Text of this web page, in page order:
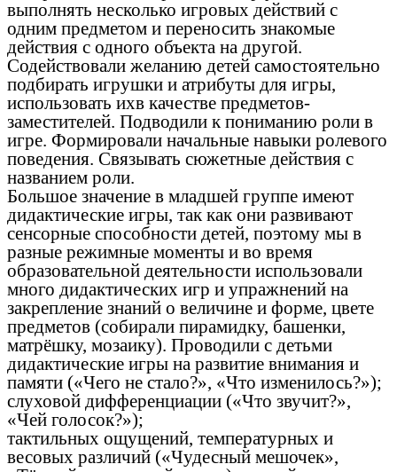
выполнять несколько игровых действий с
одним предметом и переносить знакомые
действия с одного объекта на другой.
Содействовали желанию детей самостоятельно
подбирать игрушки и атрибуты для игры,
использовать ихв качестве предметов-
заместителей. Подводили к пониманию роли в
игре. Формировали начальные навыки ролевого
поведения. Связывать сюжетные действия с
названием роли.
Большое значение в младшей группе имеют
дидактические игры, так как они развивают
сенсорные способности детей, поэтому мы в
разные режимные моменты и во время
образовательной деятельности использовали
много дидактических игр и упражнений на
закрепление знаний о величине и форме, цвете
предметов (собирали пирамидку, башенки,
матрёшку, мозаику). Проводили с детьми
дидактические игры на развитие внимания и
памяти («Чего не стало?», «Что изменилось?»);
слуховой дифференциации («Что звучит?»,
«Чей голосок?»);
тактильных ощущений, температурных и
весовых различий («Чудесный мешочек»,